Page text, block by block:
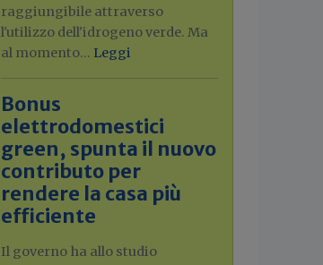
raggiungibile attraverso
l'utilizzo dell'idrogeno verde. Ma
al momento... Leggi
Bonus
elettrodomestici
green, spunta il nuovo
contributo per
rendere la casa più
efficiente
Il governo ha allo studio